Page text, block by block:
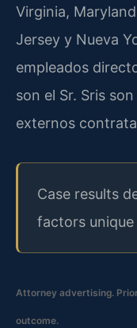
Virginia,
Jersey y Nueva
empleados
son el Sr. Sris
externos
Case results
factors
Attorney advertising.
outcome.